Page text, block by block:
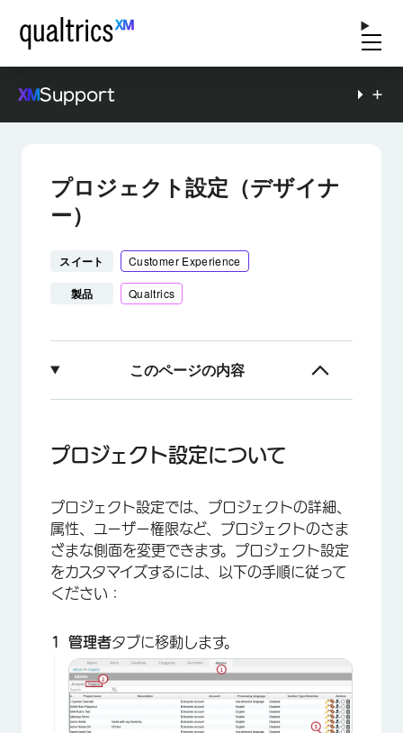
Support
プロジェクト設定（デザイナ
ー）
スイート Customer Experience
製品 Qualtrics
このページの内容
詳細
分類
満足度
属性
ユーザー権限
モデル
データローダー
プロジェクト設定について
プロジェクト設定では、プロジェクトの詳細、
属性、ユーザー権限など、プロジェクトのさま
ざまな側面を変更できます。プロジェクト設定
をカスタマイズするには、以下の手順に従って
ください：
管理者タブに移動します。